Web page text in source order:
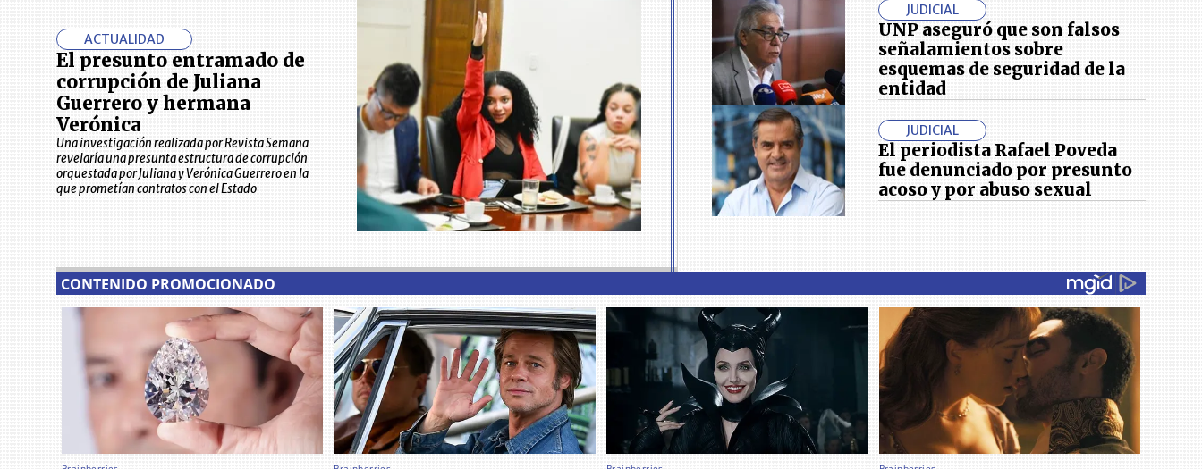
ACTUALIDAD
El presunto entramado de
corrupción de Juliana
Guerrero y hermana
Verónica
Una investigación realizada por Revista Semana
revelaría una presunta estructura de corrupción
orquestada por Juliana y Verónica Guerrero en la
que prometían contratos con el Estado
JUDICIAL
UNP aseguró que son falsos
señalamientos sobre
esquemas de seguridad de la
entidad
JUDICIAL
El periodista Rafael Poveda
fue denunciado por presunto
acoso y por abuso sexual